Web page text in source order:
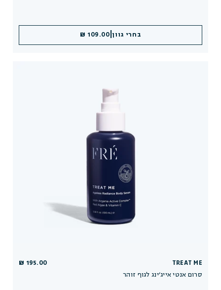
בחרי גוון 109.00 ₪הוספה לסל|
109.00 ₪
TREAT ME
סרום אנטי אייג׳ינג לגוף זוהר
195.00 ₪